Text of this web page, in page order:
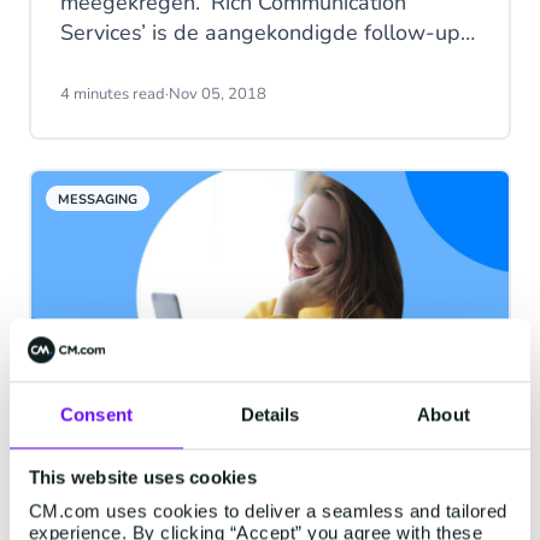
Consent Details About
This website uses cookies
CM.com uses cookies to deliver a seamless and tailored
experience. By clicking “Accept” you agree with these
Services’ is de aangekondigde follow-up
rijke gesprekken met hun klanten aan te
WhatsApp. Ondanks dat RCS momenteel
over de hele wereld wordt ingezet, zijn er
nog steeds een aantal mysteries rondom
dit kanaal. Laten we de 5 grootste mythes
eens bekijken.
4 minutes read·Nov 05, 2018
MESSAGING
Het einde van SMS? Raad nog